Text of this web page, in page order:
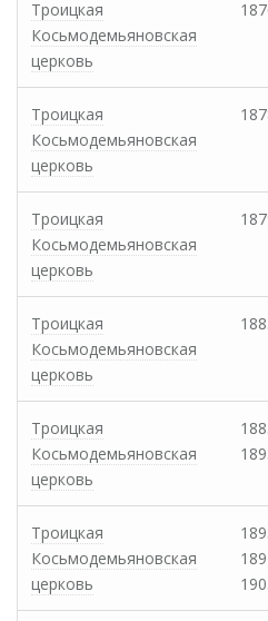
Троицкая
Косьмодемьяновская
церковь
Троицкая
Косьмодемьяновская
церковь
Троицкая
Косьмодемьяновская
церковь
Троицкая
Косьмодемьяновская
церковь
Троицкая
Косьмодемьяновская
церковь
Троицкая
Косьмодемьяновская
церковь